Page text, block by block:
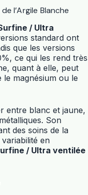
l’Argile Blanche
/ Ultra
standard ont
que les versions
ce qui les rend très
quant à elle, peut
magnésium ou le
entre blanc et jaune,
Son
des soins de la
en
/ Ultra ventilée